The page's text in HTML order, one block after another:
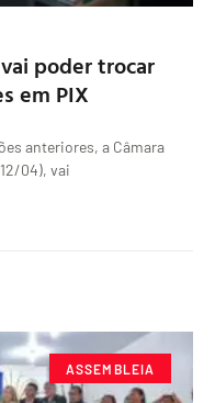
poder trocar
em PIX
anteriores, a Câmara
04), vai
ASSEMBLEIA